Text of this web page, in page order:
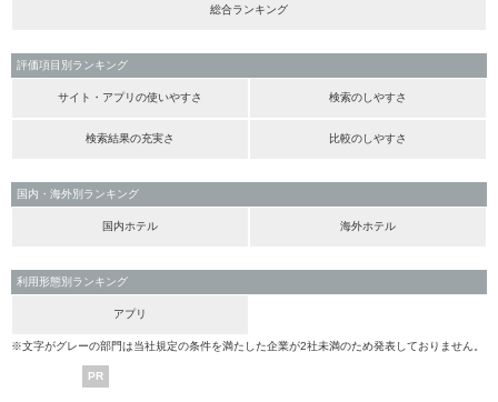
総合ランキング
評価項目別ランキング
サイト・アプリの使いやすさ 検索のしやすさ
検索結果の充実さ 比較のしやすさ
国内・海外別ランキング
国内ホテル 海外ホテル
利用形態別ランキング
アプリ
※文字がグレーの部門は当社規定の条件を満たした企業が2社未満のため発表しておりません。
PR